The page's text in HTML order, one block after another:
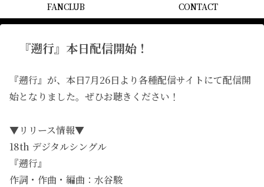
FANCLUB
CONTACT
『遡行』本日配信開始！
『遡行』が、本日7月26日より各種配信サイトにて配信開
始となりました。ぜひお聴きください！
▼リリース情報▼
18th デジタルシングル
『遡行』
作詞・作曲・編曲：水谷駿